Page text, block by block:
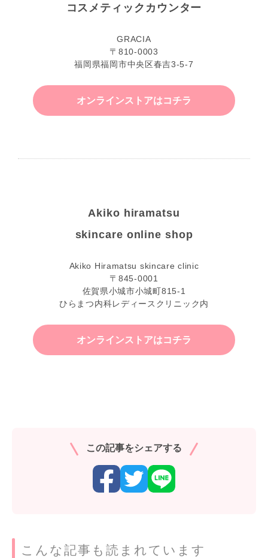
コスメティックカウンター
GRACIA
〒810-0003
福岡県福岡市中央区春吉3-5-7
オンラインストアはコチラ
Akiko hiramatsu
skincare online shop
Akiko Hiramatsu skincare clinic
〒845-0001
佐賀県小城市小城町815-1
ひらまつ内科レディースクリニック内
オンラインストアはコチラ
この記事をシェアする
こんな記事も読まれています